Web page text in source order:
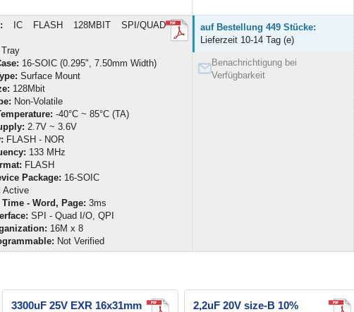
IC FLASH 128MBIT SPI/QUAD
Tray
16-SOIC (0.295", 7.50mm Width)
Surface Mount
128Mbit
Non-Volatile
-40°C ~ 85°C (TA)
2.7V ~ 3.6V
FLASH - NOR
133 MHz
FLASH
Package: 16-SOIC
Active
- Word, Page: 3ms
SPI - Quad I/O, QPI
16M x 8
Not Verified
auf Bestellung 449 Stücke:
Lieferzeit 10-14 Tag (e)
Benachrichtigung bei
Verfügbarkeit
3300uF 25V EXR 16x31mm
2,2uF 20V size-B 10%